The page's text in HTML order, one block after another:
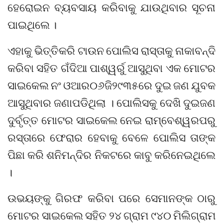
ହେରୋଇନ ବ୍ୟବସାୟ କରିବାକୁ ଯାଉଥିବାର ସୂଚନା
ପାଇଥିଲେ ।
ଏହାକୁ ଭିତ୍ତିକରି ଟାଉନ ପୋଲିସ ରାସ୍ତାକୁ ନାକାବନ୍ଦି
କରିବା ସହିତ ଗଁଦିଆ ପାଶ୍ୱର୍ରୁ ଆସୁଥିବା ଏକ ମୋଟର
ସାଇକେଲ ନଂ ଓଆର୦୬ଜି୨୯୩୫ରେ ଦୁଇ ଜଣ ଯୁବକ
ଆସୁଥିବାର ଜଣାପଡିଥିଲା । ପୋଲିସକୁ ଦେଖି ଦୁଇଜଣ
ଦୁର୍ବୃତ୍ତ ମୋଟର ସାଇକେଲ ନେଇ ରାମ୍ବେଶ୍ୱରପରୁ
ରସ୍ତାରେ ଫେରାର ହେବାକୁ ବେଳେ ପୋଲିସ ତାଙ୍କ
ପିଛା କରି ଶନିମନ୍ଦିର ନିକଟରେ କାବୁ କରିନେଇଥିଲେ
।
ଉଭୟଙ୍କୁ ଗିରଫ କରିବା ପରେ ସେମାନଙ୍କ ଠାରୁ
ମୋଟର ସାଇକେଲ ସହିତ ୨୪ ଗ୍ରାମ ୯୪୦ ମିଲିଗ୍ରାମ